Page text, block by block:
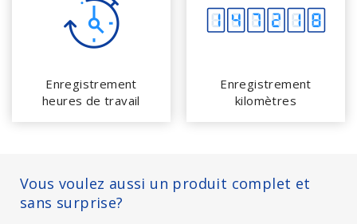
Enregistrement
heures de travail
Enregistrement
kilomètres
Vous voulez aussi un produit complet et
sans surprise?